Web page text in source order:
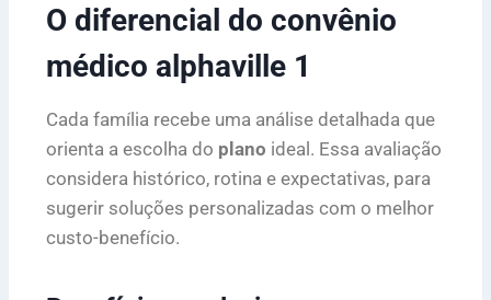
O diferencial do convênio
médico alphaville 1
Cada família recebe uma análise detalhada que
orienta a escolha do plano ideal. Essa avaliação
considera histórico, rotina e expectativas, para
sugerir soluções personalizadas com o melhor
custo-benefício.